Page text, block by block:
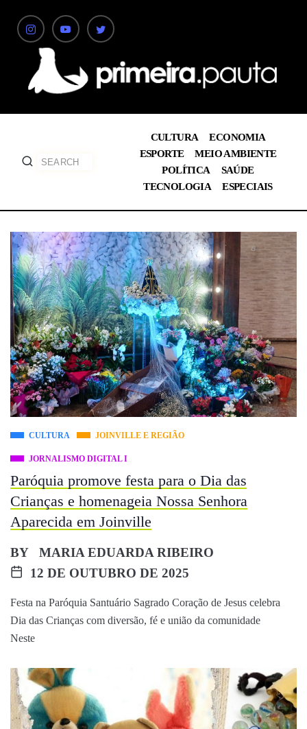
CULTURA
ECONOMIA
ESPORTE
MEIO AMBIENTE
POLÍTICA
SAÚDE
TECNOLOGIA
ESPECIAIS
CULTURA JOINVILLE E REGIÃO
JORNALISMO DIGITAL I
Paróquia promove festa para o Dia das
Crianças e homenageia Nossa Senhora
Aparecida em Joinville
BY
MARIA EDUARDA RIBEIRO
12 DE OUTUBRO DE 2025
Festa na Paróquia Santuário Sagrado Coração de Jesus celebra
Dia das Crianças com diversão, fé e união da comunidade
Neste